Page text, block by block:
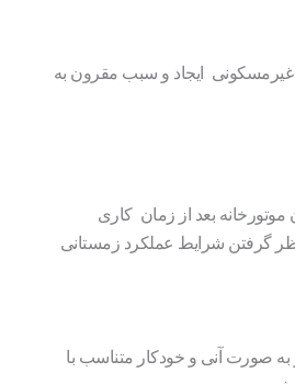
ایجاد و سبب مقرون به
بعد از زمان کاری
گرفتن شرایط عملکرد زمستانی
صورت آنی و خودکار متناسب با